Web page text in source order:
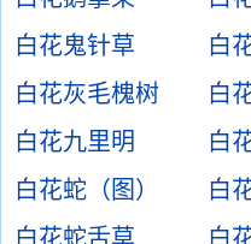
白花鬼针草
白
白花灰毛槐树
白
白花九里明
白
白花蛇（图）
白
白花蛇舌草
白